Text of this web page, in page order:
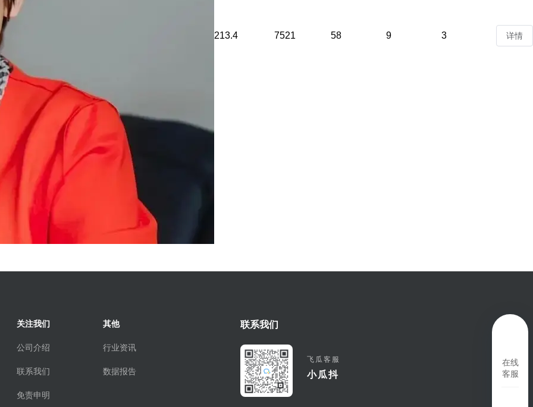
213.4 7521 58 9 3 详情
关注我们
公司介绍
联系我们
免责申明
其他
行业资讯
数据报告
联系我们
飞瓜客服
小瓜抖
在线
客服